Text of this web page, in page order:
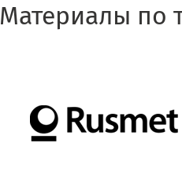
Материалы по